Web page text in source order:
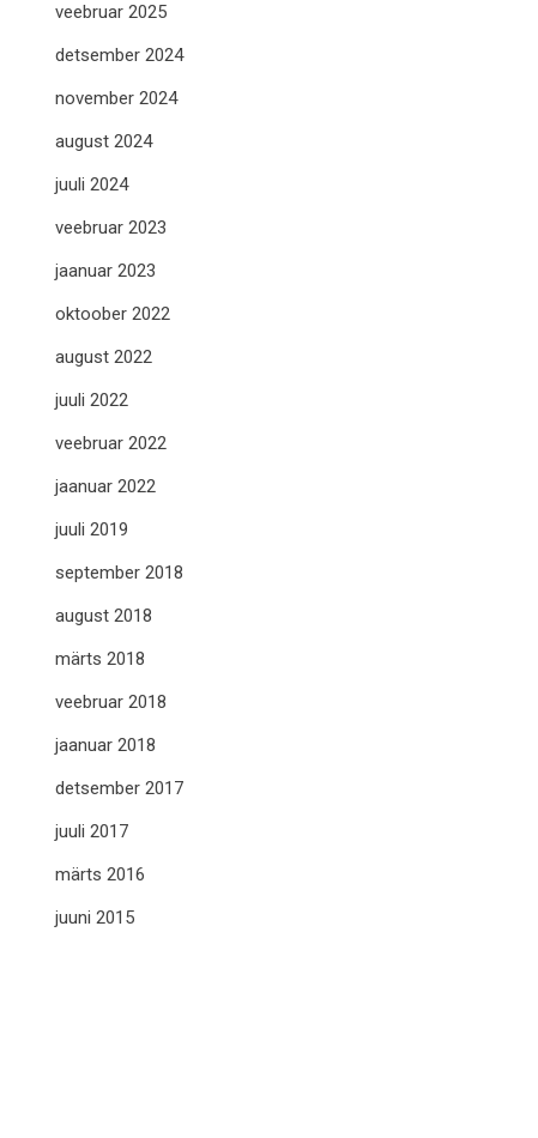
veebruar 2025
detsember 2024
november 2024
august 2024
juuli 2024
veebruar 2023
jaanuar 2023
oktoober 2022
august 2022
juuli 2022
veebruar 2022
jaanuar 2022
juuli 2019
september 2018
august 2018
märts 2018
veebruar 2018
jaanuar 2018
detsember 2017
juuli 2017
märts 2016
juuni 2015